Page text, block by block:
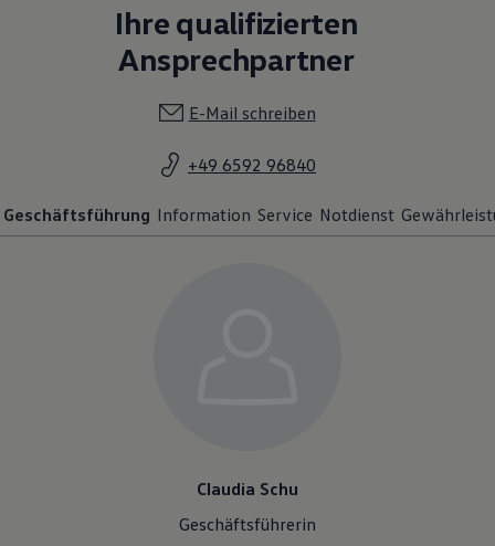
Ihre qualifizierten
Ansprechpartner
E-Mail schreiben
+49 6592 96840
Geschäftsführung Information Service Notdienst
Claudia Schu
Geschäftsführerin